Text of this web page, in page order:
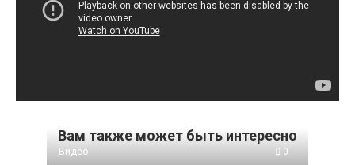
Вам также может быть интересно
Видео 0